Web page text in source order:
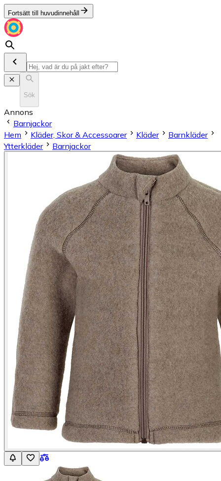
Fortsätt till huvudinnehåll
Sök
Annons
Barnjackor
Hem
Kläder, Skor & Accessoarer Kläder
Barnkläder
Ytterkläder
Barnjackor